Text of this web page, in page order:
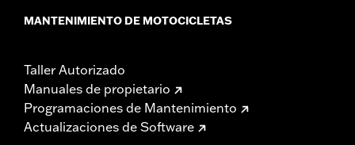
MANTENIMIENTO DE MOTOCICLETAS
Taller Autorizado
Manuales de propietario
Programaciones de Mantenimiento
Actualizaciones de Software